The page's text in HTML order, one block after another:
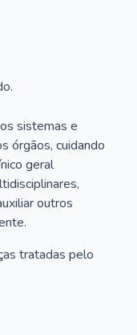
sistemas e
órgãos, cuidando
geral
outros
tratadas pelo